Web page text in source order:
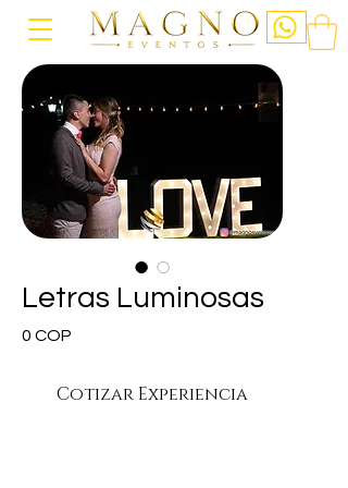
Letras Luminosas
0 COP
Cotizar Experiencia